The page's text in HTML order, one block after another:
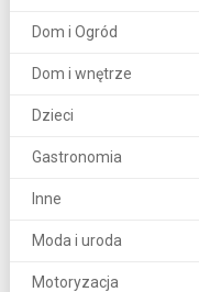
Dom i Ogród
Dom i wnętrze
Dzieci
Gastronomia
Inne
Moda i uroda
Motoryzacja